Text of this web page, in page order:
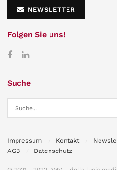
NEWSLETTER
Folgen Sie uns!
Suche
Impressum Kontakt
AGB
Datenschutz